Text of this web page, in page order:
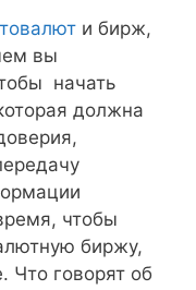
и бирж,
вы
начать
должна
чтобы
биржу,
Что говорят об